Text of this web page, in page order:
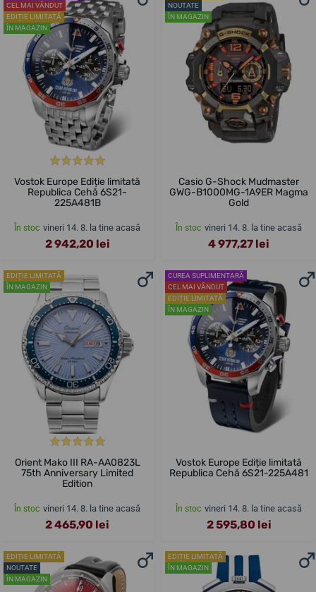
CEL MAI VÂNDUT
EDIȚIE LIMITATĂ
ÎN MAGAZIN
Vostok Europe Ediție limitată
Republica Cehă 6S21-
225A481B
În stoc vineri 14. 8. la tine acasă
2 942,20 lei
NOUTATE
ÎN MAGAZIN
Casio G-Shock Mudmaster
GWG-B1000MG-1A9ER Magma
Gold
În stoc vineri 14. 8. la tine acasă
4 977,27 lei
EDIȚIE LIMITATĂ
ÎN MAGAZIN
Orient Mako III RA-AA0823L
75th Anniversary Limited
Edition
În stoc vineri 14. 8. la tine acasă
2 465,90 lei
CUREA SUPLIMENTARĂ
CEL MAI VÂNDUT
EDIȚIE LIMITATĂ
ÎN MAGAZIN
Vostok Europe Ediție limitată
Republica Cehă 6S21-225A481
În stoc vineri 14. 8. la tine acasă
2 595,80 lei
EDIȚIE LIMITATĂ
NOUTATE
ÎN MAGAZIN
EDIȚIE LIMITATĂ
ÎN MAGAZIN